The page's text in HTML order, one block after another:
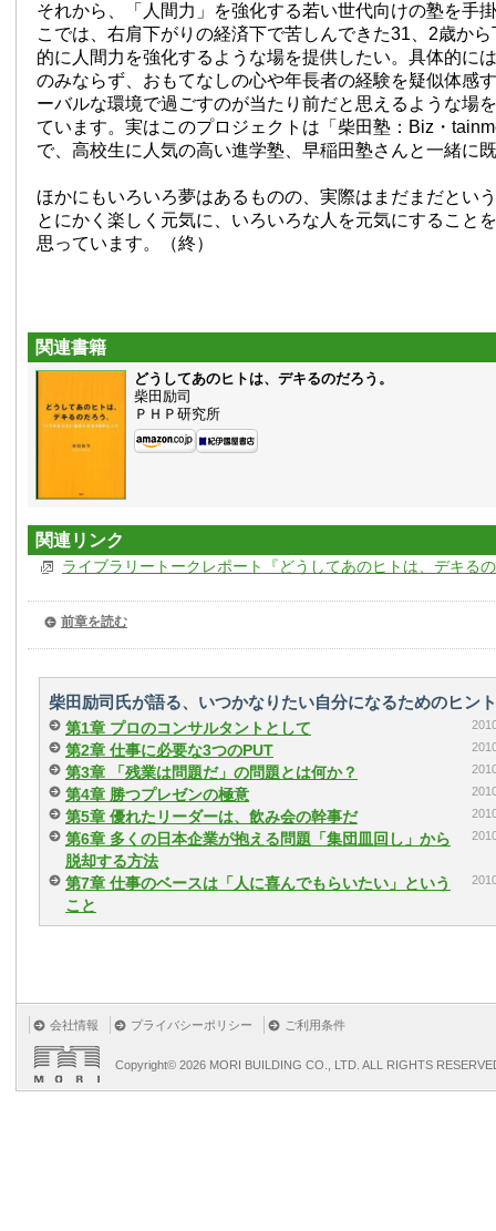
それから、「人間力」を強化する若い世代向けの塾を手
こでは、右肩下がりの経済下で苦しんできた31、2歳か
的に人間力を強化するような場を提供したい。具体的に
のみならず、おもてなしの心や年長者の経験を疑似体感
ーバルな環境で過ごすのが当たり前だと思えるような場
ています。実はこのプロジェクトは「柴田塾：Biz・
で、高校生に人気の高い進学塾、早稲田塾さんと一緒に
ほかにもいろいろ夢はあるものの、実際はまだまだとい
とにかく楽しく元気に、いろいろな人を元気にすること
思っています。（終）
関連書籍
どうしてあのヒトは、デキるのだろう。
柴田励司
ＰＨＰ研究所
関連リンク
ライブラリートークレポート『どうしてあのヒトは、デキる
前章を読む
柴田励司氏が語る、いつかなりたい自分になるためのヒン
第1章 プロのコンサルタントとして
第2章 仕事に必要な3つのPUT
第3章 「残業は問題だ」の問題とは何か？
第4章 勝つプレゼンの極意
第5章 優れたリーダーは、飲み会の幹事だ
第6章 多くの日本企業が抱える問題「集団皿回し」から
脱却する方法
第7章 仕事のベースは「人に喜んでもらいたい」という
こと
会社情報 プライバシーポリシー ご利用条件
Copyright© 2026 MORI BUILDING CO., LTD. ALL RIGHTS